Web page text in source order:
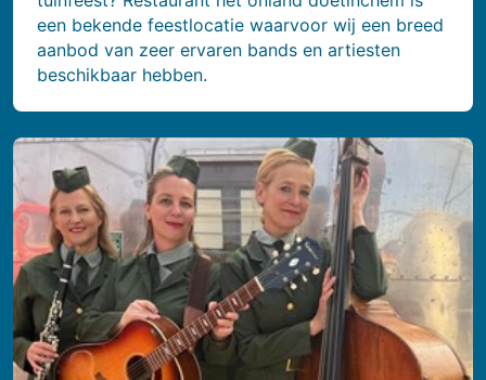
een bekende feestlocatie waarvoor wij een breed
aanbod van zeer ervaren bands en artiesten
beschikbaar hebben.